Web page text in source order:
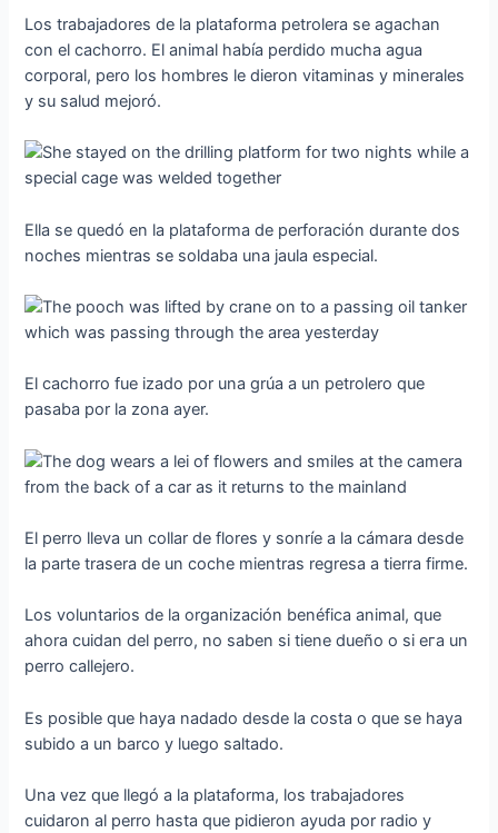
Los trabajadores de la plataforma petrolera se agachan
con el cachorro. El animal había perdido mucha agua
corporal, pero los hombres le dieron vitaminas y minerales
y su salud mejoró.
Ella se quedó en la plataforma de perforación durante dos
noches mientras se soldaba una jaula especial.
El cachorro fue izado por una grúa a un petrolero que
pasaba por la zona ayer.
El perro lleva un collar de flores y sonríe a la cámara desde
la parte trasera de un coche mientras regresa a tierra firme.
Los voluntarios de la organización benéfica animal, que
ahora cuidan del perro, no saben si tiene dueño o si eга un
perro callejero.
Es posible que haya nadado desde la costa o que se haya
subido a un barco y luego saltado.
Una vez que llegó a la plataforma, los trabajadores
cuidaron al perro hasta que pidieron ayuda por radio y